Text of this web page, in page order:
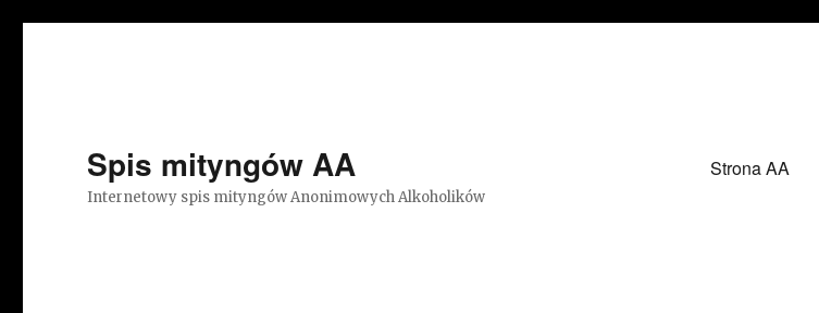
Spis mityngów AA
Internetowy spis mityngów Anonimowych Alkoholików
Strona AA